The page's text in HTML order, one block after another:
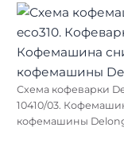
Схема кофеварки
10410/03.
кофемашины